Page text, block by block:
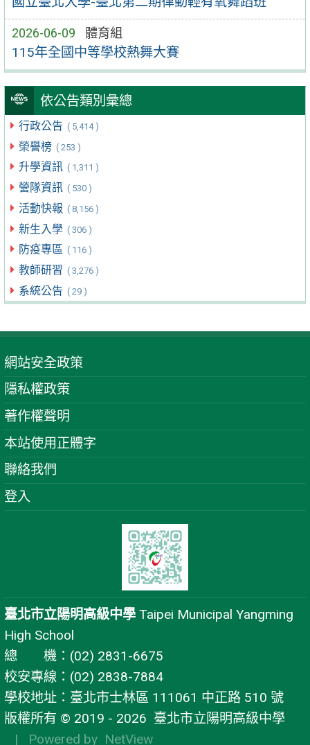
2026-06-09 體育組
115年全國中等學校熱舞大賽
依公告類別彙總
行政公告 ( 5,414 )
榮譽榜 ( 253 )
升學資訊 ( 1,311 )
營隊資訊 ( 530 )
活動快報 ( 8,156 )
新生入學 ( 306 )
防疫專區 ( 116 )
教師研習 ( 3,276 )
系統公告 ( 29 )
網站安全政策
隱私權政策
著作權聲明
本站使用正體字
聯絡我們
登入
臺北市立陽明高級中學 Taipei Municipal Yangming
High School
總 機：(02) 2831-6675
校安專線：(02) 2838-7884
學校地址：臺北市士林區 111061 中正路 510 號
版權所有 © 2019 - 2026 臺北市立陽明高級中學
| Powered by NetView